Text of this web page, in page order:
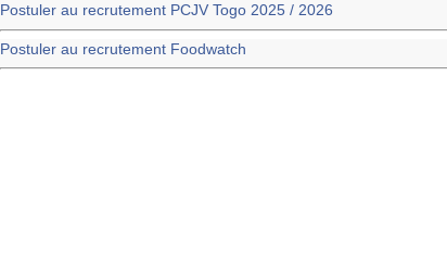
Postuler au recrutement PCJV Togo 2025 / 2026
Postuler au recrutement Foodwatch